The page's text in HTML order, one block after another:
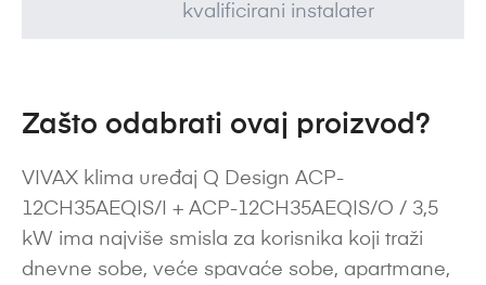
kvalificirani instalater
Zašto odabrati ovaj proizvod?
VIVAX klima uređaj Q Design ACP-
12CH35AEQIS/I + ACP-12CH35AEQIS/O / 3,5
kW ima najviše smisla za korisnika koji traži
dnevne sobe, veće spavaće sobe, apartmane,